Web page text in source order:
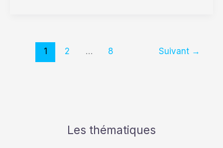
1 2 … 8 Suivant →
Les thématiques